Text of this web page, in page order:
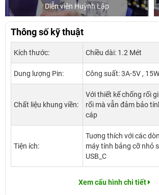
Diễn viên Huỳnh Lập
Thông số kỹ thuật
Kích thước: Chiều dài: 1.2 Mét
Dung lượng Pin: Công suất: 3A-5V , 15W
Chất liệu khung viền:
Với thiết kế chống rối
rối mà vẫn đảm bảo
cáp
Tiện ích:
Tuơng thích với các
máy tính bảng cỡ nhỏ
USB_C
Xem cấu hình chi tiết